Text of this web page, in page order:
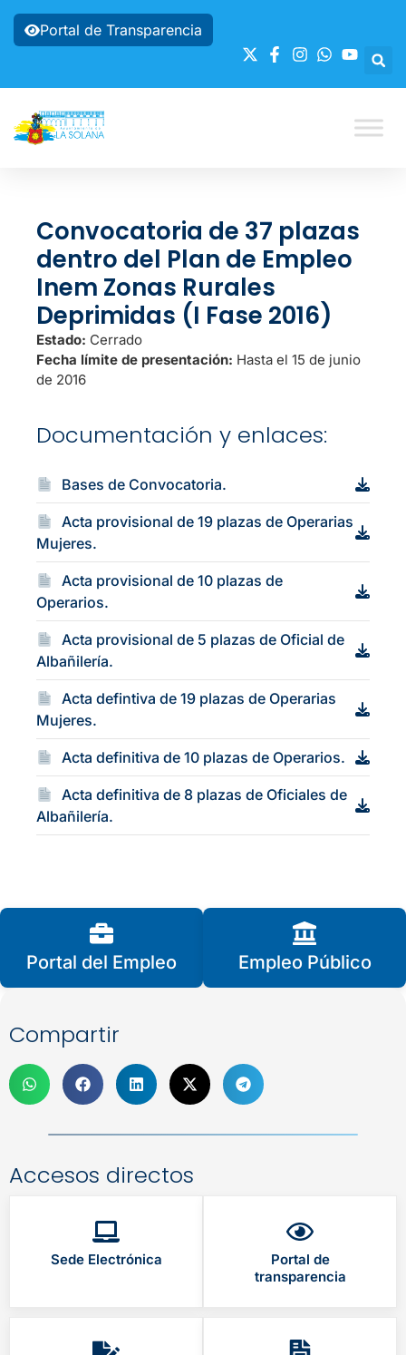
Portal de Transparencia
Convocatoria de 37 plazas
dentro del Plan de Empleo
Inem Zonas Rurales
Deprimidas (I Fase 2016)
Estado: Cerrado
Fecha límite de presentación: Hasta el 15 de junio
de 2016
Documentación y enlaces:
Bases de Convocatoria.
Acta provisional de 19 plazas de Operarias
Mujeres.
Acta provisional de 10 plazas de
Operarios.
Acta provisional de 5 plazas de Oficial de
Albañilería.
Acta defintiva de 19 plazas de Operarias
Mujeres.
Acta definitiva de 10 plazas de Operarios.
Acta definitiva de 8 plazas de Oficiales de
Albañilería.
Portal del Empleo Empleo Público
Compartir
Accesos directos
Sede Electrónica
Portal de
transparencia